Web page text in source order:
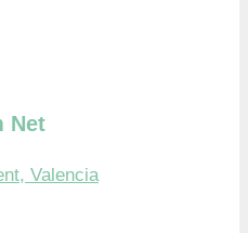
Net
Valencia